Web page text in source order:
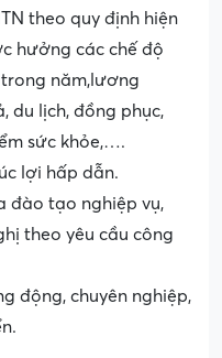
theo quy định hiện
hưởng các chế độ
năm,lương
du lịch, đồng phục,
sức khỏe,….
lợi hấp dẫn.
đào tạo nghiệp vụ,
theo yêu cầu công
động, chuyên nghiệp,